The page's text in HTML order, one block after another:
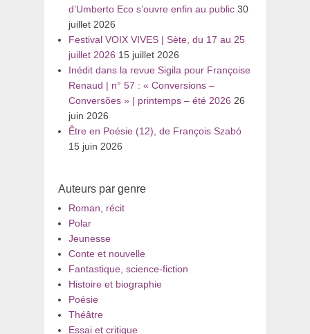
d’Umberto Eco s’ouvre enfin au public 30
juillet 2026
Festival VOIX VIVES | Sète, du 17 au 25
juillet 2026 15 juillet 2026
Inédit dans la revue Sigila pour Françoise
Renaud | n° 57 : « Conversions –
Conversões » | printemps – été 2026 26
juin 2026
Être en Poésie (12), de François Szabó
15 juin 2026
Auteurs par genre
Roman, récit
Polar
Jeunesse
Conte et nouvelle
Fantastique, science-fiction
Histoire et biographie
Poésie
Théâtre
Essai et critique